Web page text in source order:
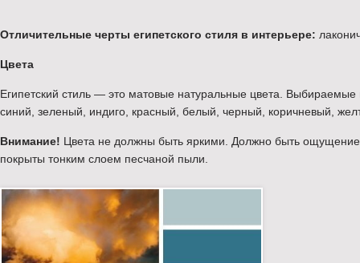
Отличительные черты египетского стиля в интерьере:
Цвета
Египетский стиль — это матовые натуральные цвета.
синий, зеленый, индиго, красный, белый, черный, коричневый,
Внимание! Цвета не должны быть яркими. Должно быть
покрыты тонким слоем песчаной пыли.